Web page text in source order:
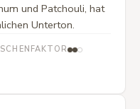
und Patchouli, hat
Unterton.